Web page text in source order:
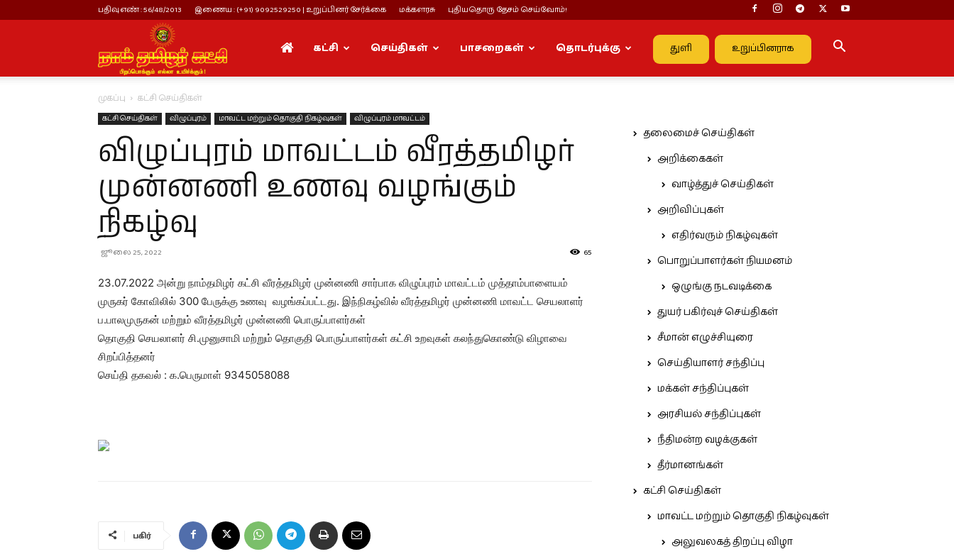
பதிவு எண் : 56/48/2013 இணைய : (+91) 9092529250 | உறுப்பினர் சேர்க்கை மக்களரசு புதியதொரு தேசம் செய்வோம்!
துளி உறுப்பினராக
நாம்
கட்சி
கட்சி செய்திகள் பாசறைகள் தொடர்புக்கு
முகப்பு கட்சி செய்திகள்
கட்சி செய்திகள் விழுப்புரம் மாவட்ட மற்றும் தொகுதி நிகழ்வுகள் விழுப்புரம் மாவட்டம்
விழுப்புரம் மாவட்டம் வீரத்தமிழர்
முன்னணி உணவு வழங்கும்
நிகழ்வு
ஜூலை 25, 2022 65
23.07.2022 அன்று நாம்தமிழர் கட்சி வீரத்தமிழர் முன்னணி சார்பாக விழுப்புரம் மாவட்டம் முத்தாம்பாளையம்
முருகர் கோவிலில் 300 பேருக்கு உணவு வழங்கப்பட்டது. இந்நிகழ்வில் வீரத்தமிழர் முன்னணி மாவட்ட செயலாளர்
ப.பாலமுருகன் மற்றும் வீரத்தமிழர் முன்னணி பொருப்பாளர்கள்
தொகுதி செயலாளர் சி.முனுசாமி மற்றும் தொகுதி பொருப்பாளர்கள் கட்சி உறவுகள் கலந்துகொண்டு விழாவை
சிறப்பித்தனர்
செய்தி தகவல் : க.பெருமாள் 9345058088
பகிர்
தலைமைச் செய்திகள்
அறிக்கைகள்
வாழ்த்துச் செய்திகள்
அறிவிப்புகள்
எதிர்வரும் நிகழ்வுகள்
பொறுப்பாளர்கள் நியமனம்
ஒழுங்கு நடவடிக்கை
துயர் பகிர்வுச் செய்திகள்
சீமான் எழுச்சியுரை
செய்தியாளர் சந்திப்பு
மக்கள் சந்திப்புகள்
அரசியல் சந்திப்புகள்
நீதிமன்ற வழக்குகள்
தீர்மானங்கள்
கட்சி செய்திகள்
மாவட்ட மற்றும் தொகுதி நிகழ்வுகள்
அலுவலகத் திறப்பு விழா